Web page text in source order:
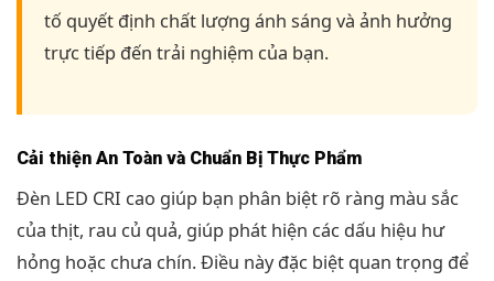
tố quyết định chất lượng ánh sáng và ảnh hưởng
trực tiếp đến trải nghiệm của bạn.
Cải thiện An Toàn và Chuẩn Bị Thực Phẩm
Đèn LED CRI cao giúp bạn phân biệt rõ ràng màu sắc
của thịt, rau củ quả, giúp phát hiện các dấu hiệu hư
hỏng hoặc chưa chín. Điều này đặc biệt quan trọng để